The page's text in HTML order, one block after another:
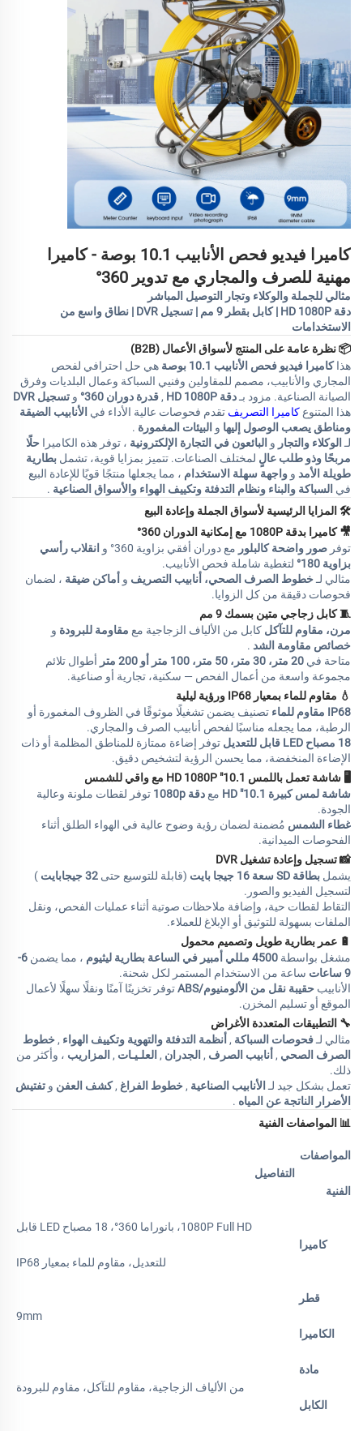
كاميرا فيديو فحص الأنابيب 10.1 بوصة - كاميرا
مهنية للصرف والمجاري مع تدوير 360°
مثالي للجملة والوكلاء وتجار التوصيل المباشر
دقة HD 1080P | كابل بقطر 9 مم | تسجيل DVR | نطاق واسع من
الاستخدامات
📦نظرة عامة على المنتج لأسواق الأعمال (B2B)
هذاكاميرا فيديو فحص الأنابيب 10.1 بوصة
هي حل احترافي لفحص
المجاري والأنابيب، مصمم للمقاولين وفنيي السباكة وعمال البلديات وفرق
الصيانة الصناعية. مزود بـدقة HD 1080P ,قدرة دوران 360° و تسجيل DVR
هذا المتنوع كاميرا التصريف تقدم فحوصات عالية الأداء في الأنابيب الضيقة
ومناطق يصعب الوصول إليها و البيئات المغمورة .
لـ الوكلاء والتجار و البائعون في التجارة الإلكترونية ، توفر هذه الكاميرا حلًا
مربحًا وذو طلب عالٍ لمختلف الصناعات. تتميز بمزايا قوية، تشمل بطارية
طويلة الأمد و واجهة سهلة الاستخدام ، مما يجعلها منتجًا قويًا للإعادة البيع
في السباكة والبناء ونظام التدفئة وتكييف الهواء والأسواق الصناعية .
🛠 المزايا الرئيسية لأسواق الجملة وإعادة البيع
🎥كاميرا بدقة 1080P مع إمكانية الدوران 360°
توفر صور واضحة كالبلور مع دوران أفقي بزاوية 360° و
انقلاب رأسي
بزاوية 180°
لتغطية شاملة فحص الأنابيب.
مثالي لـخطوط الصرف الصحي، أنابيب التصريف و أماكن ضيقة ، لضمان
فحوصات دقيقة من كل الزوايا.
🧵كابل زجاجي متين بسمك 9 مم
مرن، مقاوم للتآكل كابل من الألياف الزجاجية مع مقاومة للبرودة و
خصائص مقاومة الشد .
متاحة في 20 متر، 30 متر، 50 متر، 100 متر أو 200 متر
أطوال تلائم
مجموعة واسعة من أعمال الفحص — سكنية، تجارية أو صناعية.
💧 مقاوم للماء بمعيار IP68 ورؤية ليلية
IP68 مقاوم للماء
تصنيف يضمن تشغيلًا موثوقًا في الظروف المغمورة أو
الرطبة، مما يجعله مناسبًا لفحص أنابيب الصرف والمجاري.
18 مصباح LED قابل للتعديل
توفر إضاءة ممتازة للمناطق المظلمة أو ذات
الإضاءة المنخفضة، مما يحسن الرؤية لتشخيص دقيق.
🖥 شاشة تعمل باللمس 10.1" HD 1080P مع واقي للشمس
شاشة لمس كبيرة 10.1" HD
معدقة 1080p
توفر لقطات ملونة وعالية
الجودة.
غطاء الشمس مُضمنة لضمان رؤية وضوح عالية في الهواء الطلق أثناء
الفحوصات الميدانية.
📸تسجيل وإعادة تشغيل DVR
يشمل بطاقة SD سعة 16 جيجا بايت (قابلة للتوسيع حتى 32 جيجابايت
)
لتسجيل الفيديو والصور.
التقاط لقطات حية، وإضافة ملاحظات صوتية أثناء عمليات الفحص، ونقل
الملفات بسهولة للتوثيق أو الإبلاغ للعملاء.
🔋 عمر بطارية طويل وتصميم محمول
مشغل بواسطة 4500 مللي أمبير في الساعة بطارية ليثيوم ، مما يضمن
6-
9 ساعات
ساعة من الاستخدام المستمر لكل شحنة.
الأنابيب حقيبة نقل من الألومنيوم/ABS
توفر تخزينًا آمنًا ونقلًا سهلًا لأعمال
الموقع أو تسليم المخزن.
🔧 التطبيقات المتعددة الأغراض
مثالي لـفحوصات السباكة , أنظمة التدفئة والتهوية وتكييف الهواء ,خطوط
الصرف الصحي , أنابيب الصرف , الجدران , العلـيـات , المزاريب ، وأكثر من
ذلك.
تعمل بشكل جيد لـ الأنابيب الصناعية ,خطوط الفراغ ,كشف العفن و تفتيش
الأضرار الناتجة عن المياه .
📊 المواصفات الفنية
المواصفات
الفنية
التفاصيل
كاميرا
1080P Full HD، بانوراما 360°، 18 مصباح LED قابل
للتعديل، مقاوم للماء بمعيار IP68
قطر
الكاميرا
9mm
مادة
الكابل
من الألياف الزجاجية، مقاوم للتآكل، مقاوم للبرودة